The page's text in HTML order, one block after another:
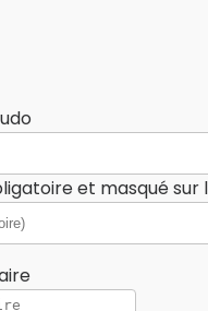
et masqué sur